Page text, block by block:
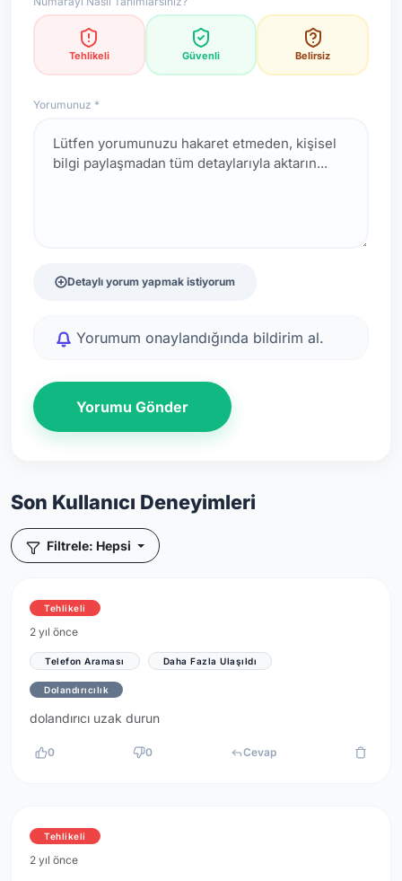
*Not: Değerlendirmeler onaylı kullanıcı yorumlarına göre
güncellenir.
Tehlikeli Güvenli Belirsiz
Yorumunuz *
Detaylı yorum yapmak istiyorum
Yorumum onaylandığında bildirim al.
Yorumu Gönder
Son Kullanıcı Deneyimleri
Filtrele: Hepsi
Tehlikeli
2 yıl önce
Telefon Araması Daha Fazla Ulaşıldı
Dolandırıcılık
dolandırıcı uzak durun
0 0 Cevap
Tehlikeli
2 yıl önce